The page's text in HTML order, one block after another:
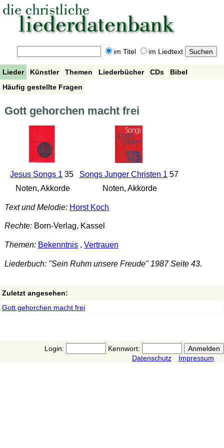
im Titel im Liedtext
Lieder Künstler Themen Liederbücher CDs
Bibel
Häufig gestellte Fragen
Gott gehorchen macht frei
Jesus Songs 1 35
Noten, Akkorde
Songs Junger Christen 1 57
Noten, Akkorde
Text und Melodie: Horst Koch
Rechte:Born-Verlag, Kassel
Themen: Bekenntnis, Vertrauen
Liederbuch: "Sein Ruhm unsere Freude" 1987 Seite 43.
Zuletzt angesehen:
Gott gehorchen macht frei
Login:
Kennwort:
Datenschutz
Impressum